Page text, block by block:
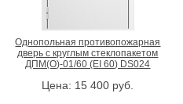
не важно
порошковое напыление
Стекло
Однопольная противопожарная
дверь с круглым стеклопакетом
ДПМ(О)-01/60 (EI 60) DS024
Цена: 15 400 руб.